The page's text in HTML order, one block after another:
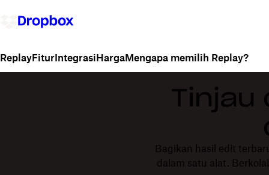
ReplayFiturIntegrasiHargaMengapa memilih Replay?
Bagikan hasil edit
dalam satu alat.